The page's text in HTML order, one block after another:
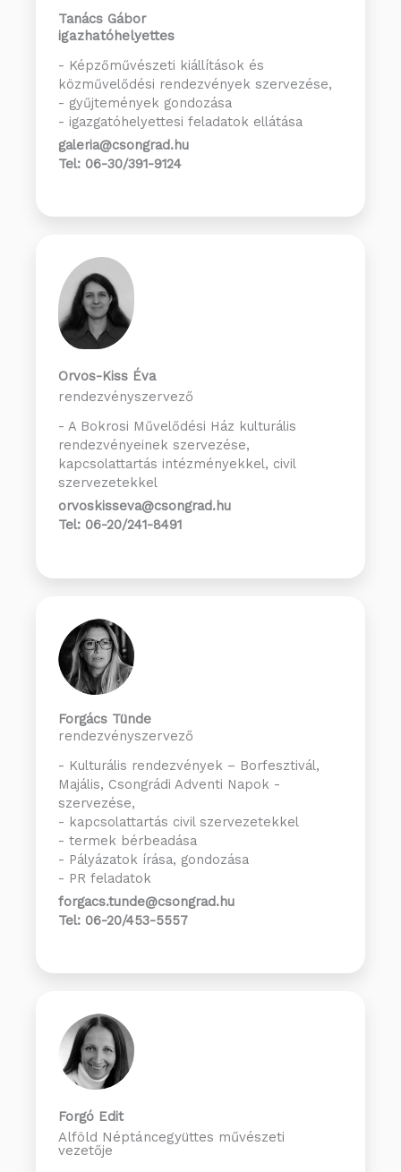
Tanács Gábor
igazhatóhelyettes
- Képzőművészeti kiállítások és
közművelődési rendezvények szervezése,
- gyűjtemények gondozása
- igazgatóhelyettesi feladatok ellátása
galeria@csongrad.hu
Tel: 06-30/391-9124
Orvos-Kiss Éva
rendezvényszervező
- A Bokrosi Művelődési Ház kulturális
rendezvényeinek szervezése,
kapcsolattartás intézményekkel, civil
szervezetekkel
orvoskisseva@csongrad.hu
Tel: 06-20/241-8491
Forgács Tünde
rendezvényszervező
- Kulturális rendezvények – Borfesztivál,
Majális, Csongrádi Adventi Napok -
szervezése,
- kapcsolattartás civil szervezetekkel
- termek bérbeadása
- Pályázatok írása, gondozása
- PR feladatok
forgacs.tunde@csongrad.hu
Tel: 06-20/453-5557
Forgó Edit
Alföld Néptáncegyüttes művészeti
vezetője